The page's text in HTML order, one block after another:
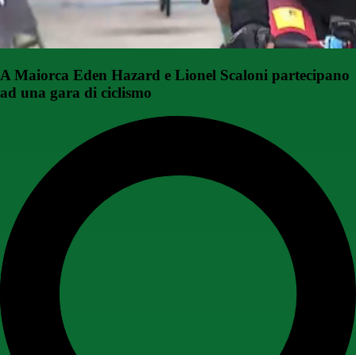
A Maiorca Eden Hazard e Lionel Scaloni partecipano
ad una gara di ciclismo